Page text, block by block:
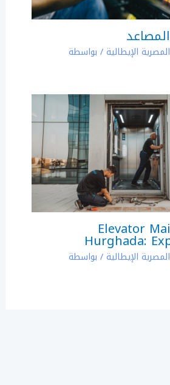
الإيطالية/ بواسطة
Elevator
Hurghada:
الإيطالية/ بواسطة